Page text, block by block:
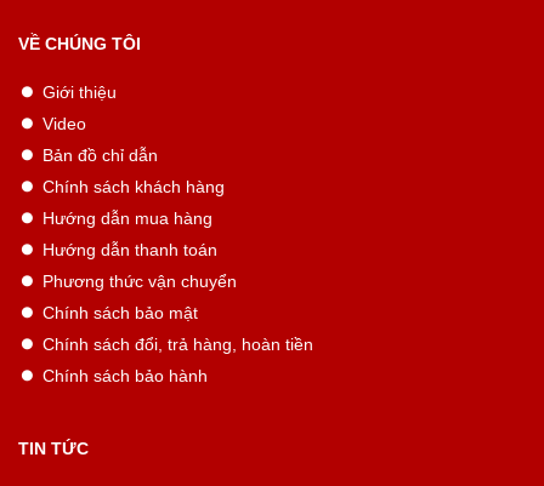
VỀ CHÚNG TÔI
Giới thiệu
Video
Bản đồ chỉ dẫn
Chính sách khách hàng
Hướng dẫn mua hàng
Hướng dẫn thanh toán
Phương thức vận chuyển
Chính sách bảo mật
Chính sách đổi, trả hàng, hoàn tiền
Chính sách bảo hành
TIN TỨC